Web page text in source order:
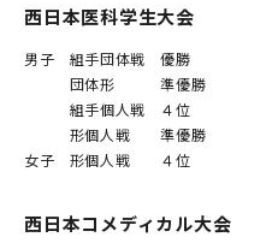
西日本医科学生大会
男子 組手団体戦 優勝
団体形 準優勝
組手個人戦 ４位
形個人戦 準優勝
女子 形個人戦 ４位
西日本コメディカル大会